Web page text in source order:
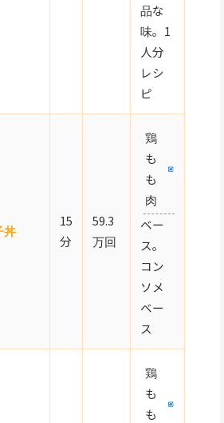
品な
味。1
人分
レシ
ピ
丼
15
分
59.3
万回
鶏
も
も
肉
ベー
ス。
コン
ソメ
ベー
ス
鶏
も
も